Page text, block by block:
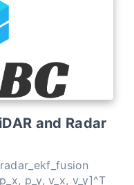
and Radar
p_y, v_x, v_y]^T